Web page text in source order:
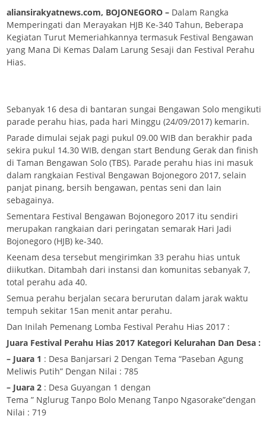
aliansirakyatnews.com, BOJONEGORO – Dalam Rangka
Memperingati dan Merayakan HJB Ke-340 Tahun, Beberapa
Kegiatan Turut Memeriahkannya termasuk Festival Bengawan
yang Mana Di Kemas Dalam Larung Sesaji dan Festival Perahu
Hias.
Sebanyak 16 desa di bantaran sungai Bengawan Solo mengikuti
parade perahu hias, pada hari Minggu (24/09/2017) kemarin.
Parade dimulai sejak pagi pukul 09.00 WIB dan berakhir pada
sekira pukul 14.30 WIB, dengan start Bendung Gerak dan finish
di Taman Bengawan Solo (TBS). Parade perahu hias ini masuk
dalam rangkaian Festival Bengawan Bojonegoro 2017, selain
panjat pinang, bersih bengawan, pentas seni dan lain
sebagainya.
Sementara Festival Bengawan Bojonegoro 2017 itu sendiri
merupakan rangkaian dari peringatan semarak Hari Jadi
Bojonegoro (HJB) ke-340.
Keenam desa tersebut mengirimkan 33 perahu hias untuk
diikutkan. Ditambah dari instansi dan komunitas sebanyak 7,
total perahu ada 40.
Semua perahu berjalan secara berurutan dalam jarak waktu
tempuh sekitar 15an menit antar perahu.
Dan Inilah Pemenang Lomba Festival Perahu Hias 2017 :
Juara Festival Perahu Hias 2017 Kategori Kelurahan Dan Desa :
– Juara 1 : Desa Banjarsari 2 Dengan Tema “Paseban Agung
Meliwis Putih” Dengan Nilai : 785
– Juara 2 : Desa Guyangan 1 dengan
Tema ” Nglurug Tanpo Bolo Menang Tanpo Ngasorake”dengan
Nilai : 719